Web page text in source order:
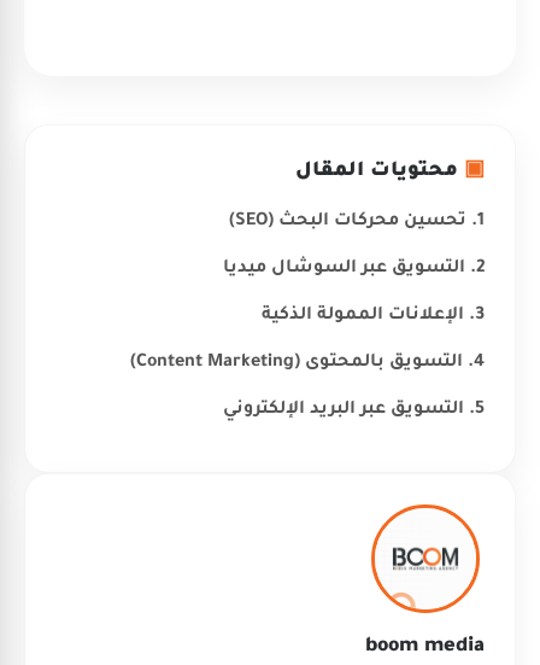
▣ محتويات المقال
1. تحسين محركات البحث (SEO)
2. التسويق عبر السوشال ميديا
3. الإعلانات الممولة الذكية
4. التسويق بالمحتوى (Content Marketing)
5. التسويق عبر البريد الإلكتروني
boom media